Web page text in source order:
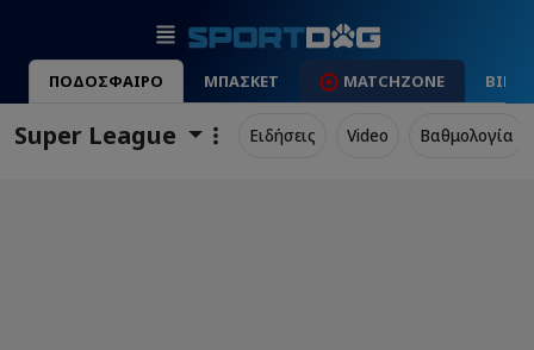
ΠΟΔΟΣΦΑΙΡΟ ΜΠΑΣΚΕΤ MATCHZONE
Super League Ειδήσεις Video Βαθμολογία